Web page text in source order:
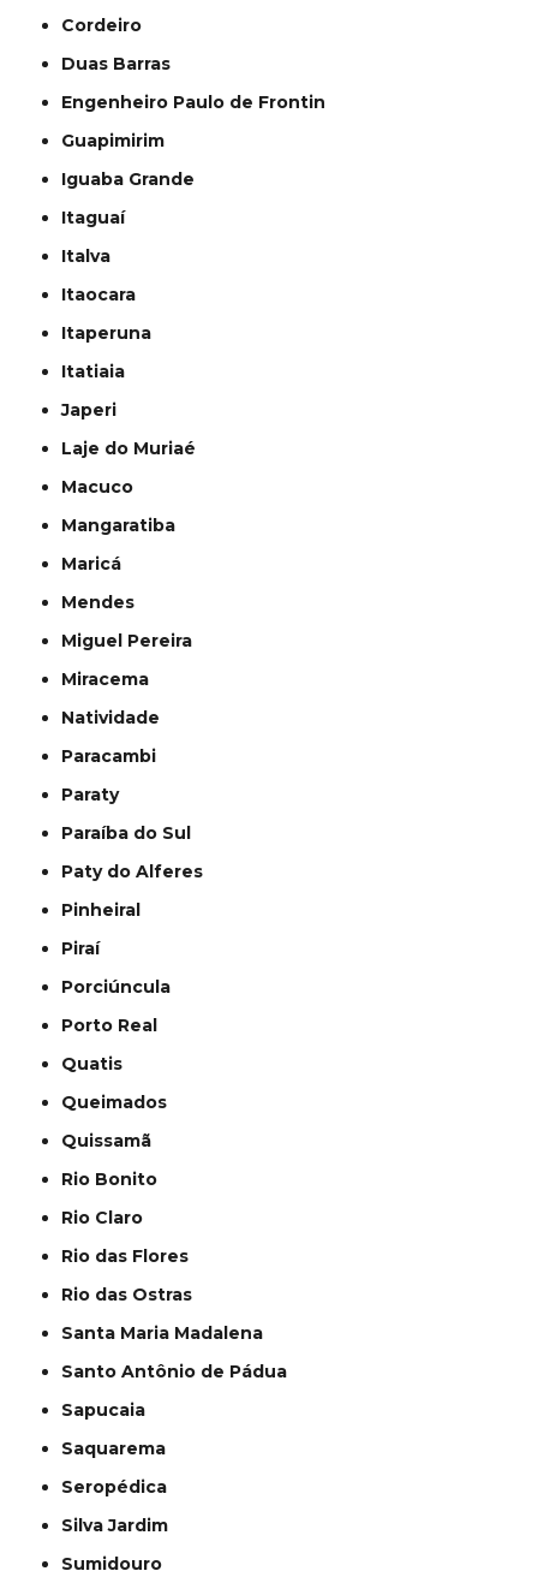
Cordeiro
Duas Barras
Engenheiro Paulo de Frontin
Guapimirim
Iguaba Grande
Itaguaí
Italva
Itaocara
Itaperuna
Itatiaia
Japeri
Laje do Muriaé
Macuco
Mangaratiba
Maricá
Mendes
Miguel Pereira
Miracema
Natividade
Paracambi
Paraty
Paraíba do Sul
Paty do Alferes
Pinheiral
Piraí
Porciúncula
Porto Real
Quatis
Queimados
Quissamã
Rio Bonito
Rio Claro
Rio das Flores
Rio das Ostras
Santa Maria Madalena
Santo Antônio de Pádua
Sapucaia
Saquarema
Seropédica
Silva Jardim
Sumidouro